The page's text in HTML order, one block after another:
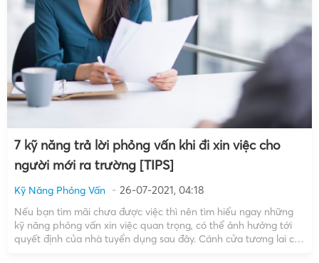
7 kỹ năng trả lời phỏng vấn khi đi xin việc cho
người mới ra trường [TIPS]
Kỹ Năng Phỏng Vấn 26-07-2021, 04:18
Nếu bạn tìm mãi chưa được việc thì nên tìm hiểu ngay những
kỹ năng phỏng vấn xin việc quan trọng, có thể ảnh hưởng tới
quyết định của nhà tuyển dụng sau đây. Cánh cửa tương lai có